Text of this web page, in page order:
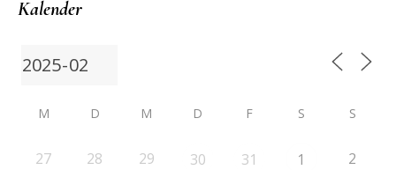
Kalender
M D M D F S S
27 28 29 30 31 1 2